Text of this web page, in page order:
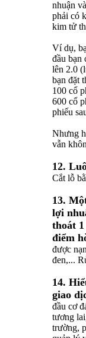
nhuận
phải có
kim tử
Ví dụ,
đầu bạn
lên 2.0
bạn đặt
100 cổ
600 cổ
phiếu
Nhưng
vẫn
12.
Cắt lỗ
13.
lợi
thoát
điểm
được
đen,...
14.
giao
đầu cơ
tương
trường,